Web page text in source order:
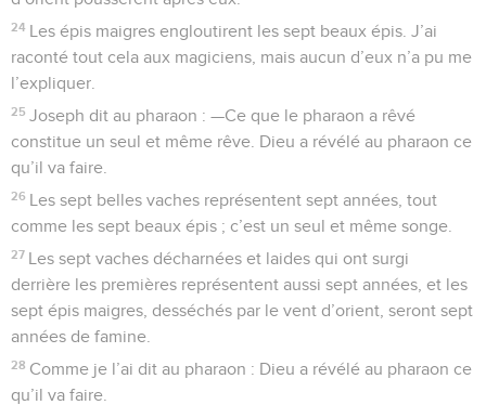
24 Les épis maigres engloutirent les sept beaux épis. J’ai
raconté tout cela aux magiciens, mais aucun d’eux n’a pu me
l’expliquer.
25 Joseph dit au pharaon : —Ce que le pharaon a rêvé
constitue un seul et même rêve. Dieu a révélé au pharaon ce
qu’il va faire.
26 Les sept belles vaches représentent sept années, tout
comme les sept beaux épis ; c’est un seul et même songe.
27 Les sept vaches décharnées et laides qui ont surgi
derrière les premières représentent aussi sept années, et les
sept épis maigres, desséchés par le vent d’orient, seront sept
années de famine.
28 Comme je l’ai dit au pharaon : Dieu a révélé au pharaon ce
qu’il va faire.